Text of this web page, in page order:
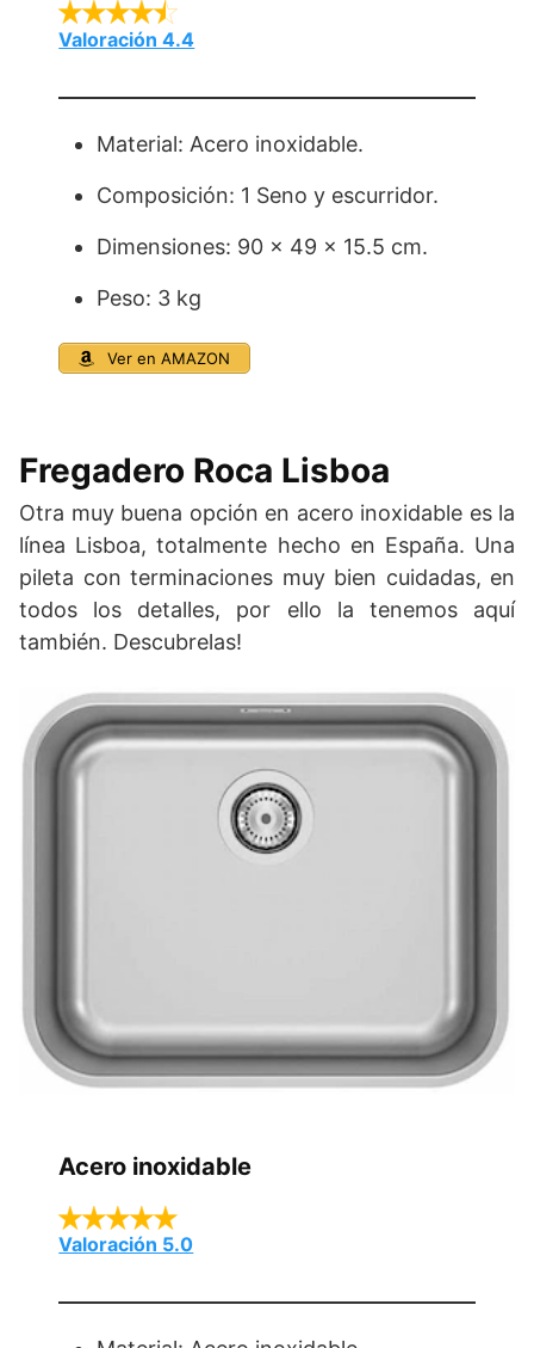
Valoración 4.4
Material: Acero inoxidable.
Composición: 1 Seno y escurridor.
Dimensiones: 90 x 49 x 15.5 cm.
Peso: 3 kg
Ver en AMAZON
Fregadero Roca Lisboa
Otra muy buena opción en acero inoxidable es la
línea Lisboa, totalmente hecho en España. Una
pileta con terminaciones muy bien cuidadas, en
todos los detalles, por ello la tenemos aquí
también. Descubrelas!
Acero inoxidable
Valoración 5.0